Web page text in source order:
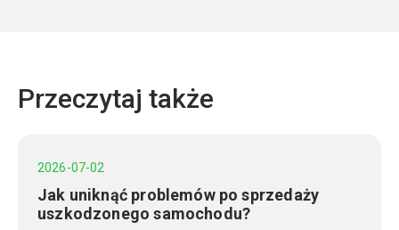
Przeczytaj także
2026-07-02
Jak uniknąć problemów po sprzedaży
uszkodzonego samochodu?